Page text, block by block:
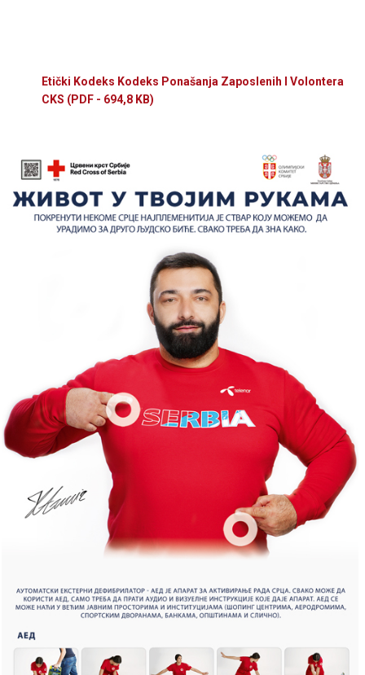
Etički Kodeks Kodeks Ponašanja Zaposlenih I Volontera
CKS (PDF - 694,8 KB)